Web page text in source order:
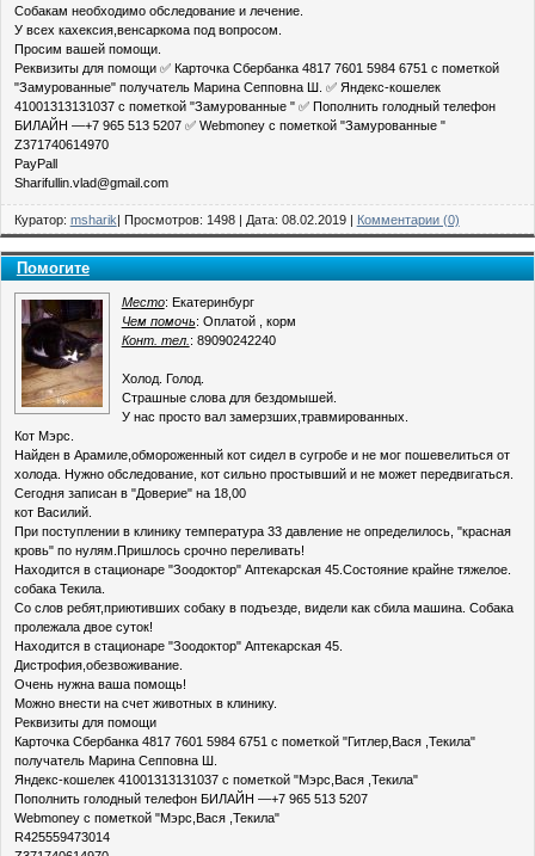
Собакам необходимо обследование и лечение.
У всех кахексия,венсаркома под вопросом.
Просим вашей помощи.
Реквизиты для помощи ✅ Карточка Сбербанка 4817 7601 5984 6751 с пометкой
"Замурованные" получатель Марина Сепповна Ш. ✅ Яндекс-кошелек
41001313131037 с пометкой "Замурованные " ✅ Пополнить голодный телефон
БИЛАЙН —+7 965 513 5207 ✅ Webmoney с пометкой "Замурованные "
Z371740614970
PayPall
Sharifullin.vlad@gmail.com
Куратор: msharik| Просмотров: 1498 | Дата: 08.02.2019 | Комментарии (0)
Помогите
Место: Екатеринбург
Чем помочь: Оплатой , корм
Конт. тел. : 89090242240
Холод. Голод.
Страшные слова для бездомышей.
У нас просто вал замерзших,травмированных.
Кот Мэрс.
Найден в Арамиле,обмороженный кот сидел в сугробе и не мог пошевелиться от
холода. Нужно обследование, кот сильно простывший и не может передвигаться.
Сегодня записан в "Доверие" на 18,00
кот Василий.
При поступлении в клинику температура 33 давление не определилось, "красная
кровь" по нулям.Пришлось срочно переливать!
Находится в стационаре "Зоодоктор" Аптекарская 45.Состояние крайне тяжелое.
собака Текила.
Со слов ребят,приютивших собаку в подъезде, видели как сбила машина. Собака
пролежала двое суток!
Находится в стационаре "Зоодоктор" Аптекарская 45.
Дистрофия,обезвоживание.
Очень нужна ваша помощь!
Можно внести на счет животных в клинику.
Реквизиты для помощи
Карточка Сбербанка 4817 7601 5984 6751 с пометкой "Гитлер,Вася ,Текила"
получатель Марина Сепповна Ш.
Яндекс-кошелек 41001313131037 с пометкой "Мэрс,Вася ,Текила"
Пополнить голодный телефон БИЛАЙН —+7 965 513 5207
Webmoney с пометкой "Мэрс,Вася ,Текила"
R425559473014